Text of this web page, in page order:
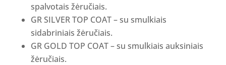
spalvotais žėručiais.
GR SILVER TOP COAT – su smulkiais
sidabriniais žėručiais.
GR GOLD TOP COAT – su smulkiais auksiniais
žėručiais.